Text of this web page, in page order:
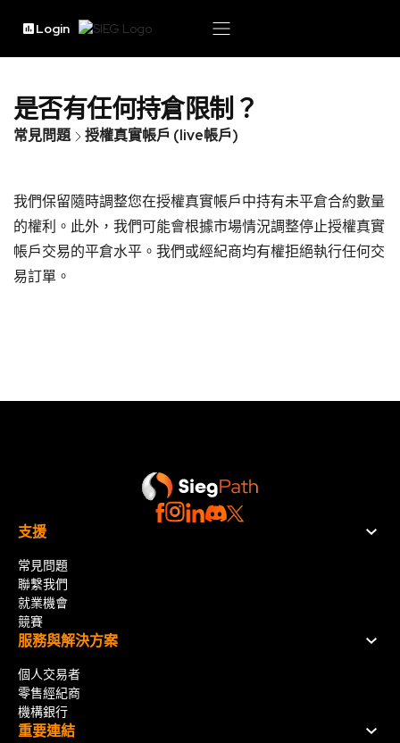
Login
是否有任何持倉限制？
常見問題 授權真實帳戶 (live帳戶)
我們保留隨時調整您在授權真實帳戶中持有未平倉合約數量
的權利。此外，我們可能會根據市場情況調整停止授權真實
帳戶交易的平倉水平。我們或經紀商均有權拒絕執行任何交
易訂單。
支援
常見問題
聯繫我們
就業機會
競賽
服務與解決方案
個人交易者
零售經紀商
機構銀行
重要連結